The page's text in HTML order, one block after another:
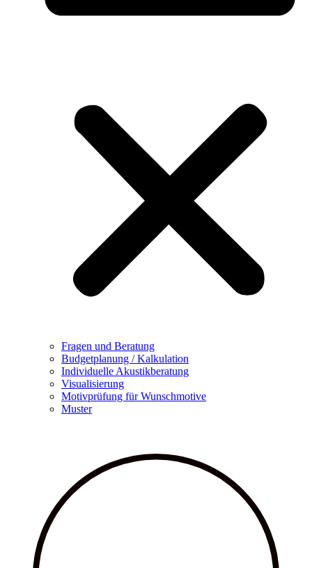
Fragen und Beratung
Budgetplanung / Kalkulation
Individuelle Akustikberatung
Visualisierung
Motivprüfung für Wunschmotive
Muster